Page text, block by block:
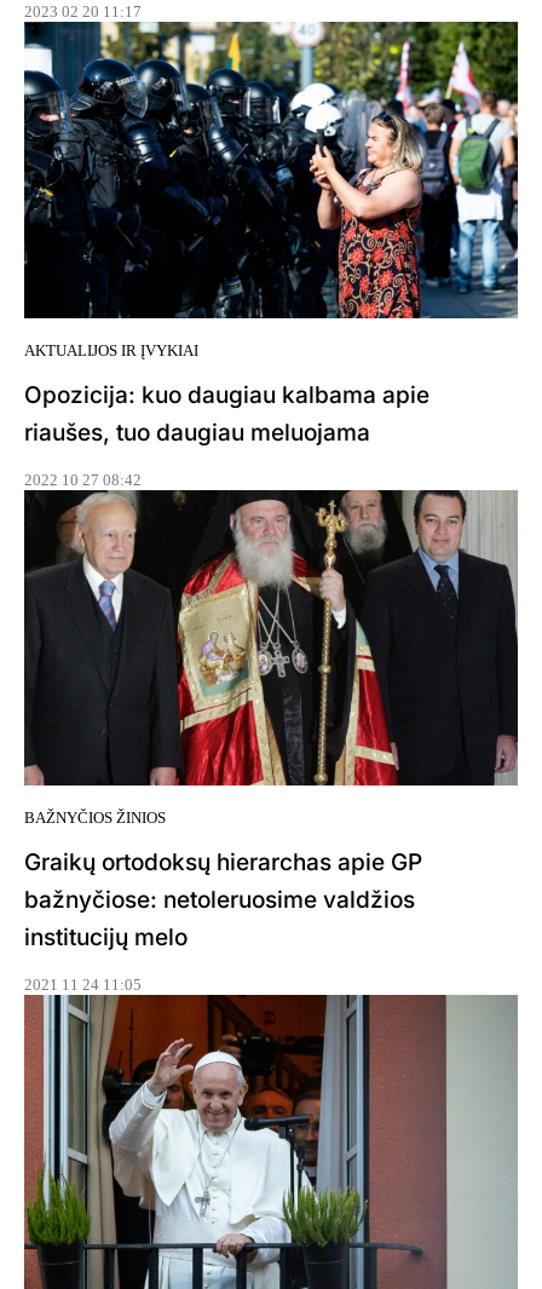
2023 02 20 11:17
AKTUALIJOS IR ĮVYKIAI
Opozicija: kuo daugiau kalbama apie
riaušes, tuo daugiau meluojama
2022 10 27 08:42
BAŽNYČIOS ŽINIOS
Graikų ortodoksų hierarchas apie GP
bažnyčiose: netoleruosime valdžios
institucijų melo
2021 11 24 11:05